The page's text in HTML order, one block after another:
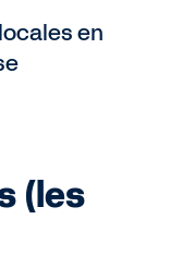
en
(les